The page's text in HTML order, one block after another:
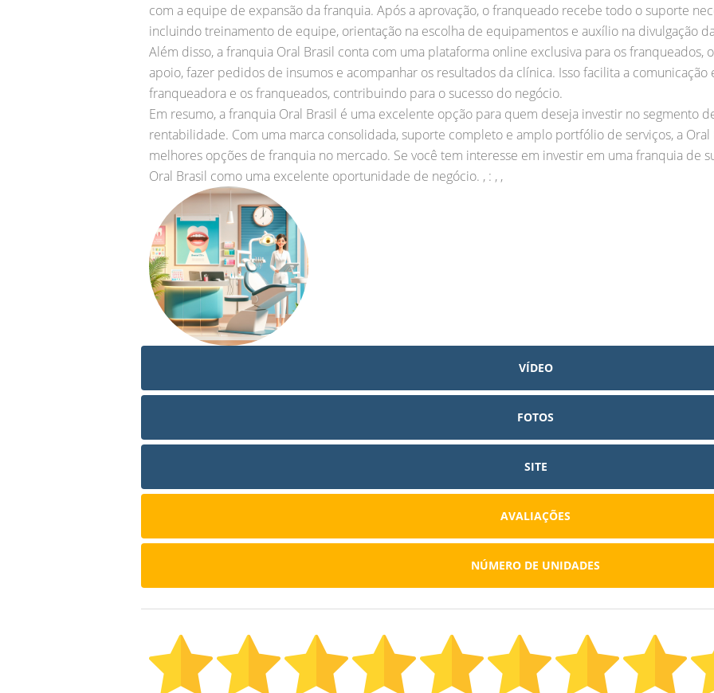
com a equipe de expansão da franquia. Após a aprovação, o franqueado recebe todo o suporte
incluindo treinamento de equipe, orientação na escolha de equipamentos e auxílio na divulgação
Além disso, a franquia Oral Brasil conta com uma plataforma online exclusiva para os franqueados,
apoio, fazer pedidos de insumos e acompanhar os resultados da clínica. Isso facilita a
franqueadora e os franqueados, contribuindo para o sucesso do negócio.
Em resumo, a franquia Oral Brasil é uma excelente opção para quem deseja investir no segmento
rentabilidade. Com uma marca consolidada, suporte completo e amplo portfólio de serviços, a Oral
melhores opções de franquia no mercado. Se você tem interesse em investir em uma franquia de
Oral Brasil como uma excelente oportunidade de negócio. , : , ,
VÍDEO
FOTOS
SITE
AVALIAÇÕES
NÚMERO DE UNIDADES